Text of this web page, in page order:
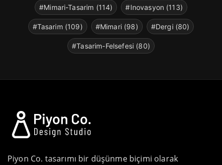
#Mimari-Tasarim (114) #Inovasyon (113)
#Tasarim (109) #Mimari (98) #Dergi (80)
#Tasarim-Felsefesi (80)
Piyon Co. tasarımı bir düşünme biçimi olarak